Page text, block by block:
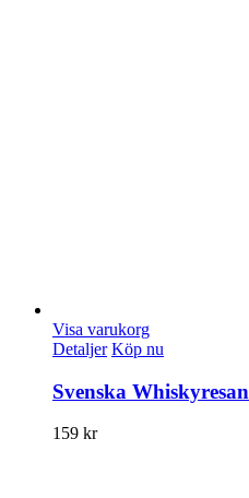
Visa varukorg
Detaljer Köp nu
Svenska Whiskyresan
159 kr